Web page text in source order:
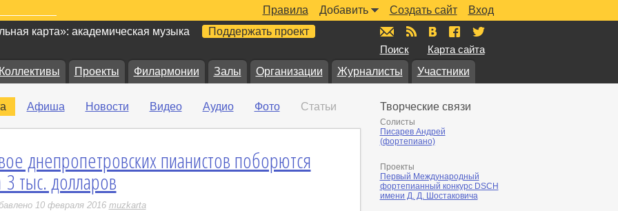
Вход
Создать сайт
Добавить
Правила
карта»: академическая музыка Поддержать проект
Поиск Карта сайта
Коллективы Проекты Филармонии Залы Организации Журналисты Участники
Афиша Новости Видео Аудио Фото Статьи
днепропетровских пианистов поборются
3 тыс. долларов
10 февраля 2016 muzkarta
Творческие связи
Солисты
Писарев Андрей
(фортепиано)
Проекты
Первый Международный
фортепианный конкурс DSCH
имени Д. Д. Шостаковича